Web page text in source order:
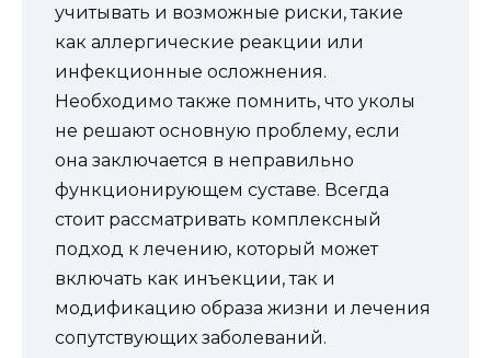
учитывать и возможные риски, такие
как аллергические реакции или
инфекционные осложнения.
Необходимо также помнить, что уколы
не решают основную проблему, если
она заключается в неправильно
функционирующем суставе. Всегда
стоит рассматривать комплексный
подход к лечению, который может
включать как инъекции, так и
модификацию образа жизни и лечения
сопутствующих заболеваний.